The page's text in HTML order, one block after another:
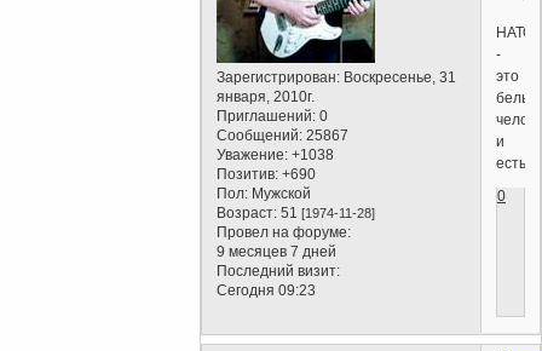
Зарегистрирован: Воскресенье, 31
января, 2010г.
Приглашений: 0
Сообщений: 25867
Уважение: +1038
Позитив: +690
Пол: Мужской
Возраст: 51[1974-11-28]
Провел на форуме:
9 месяцев 7 дней
Последний визит:
Сегодня 09:23
НАТО
-
это
белый
и
есть...
0